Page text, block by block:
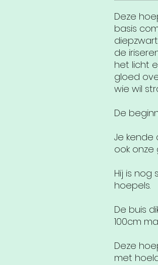
Deze
basis
de
het licht
gloed
wie wil
De
Je kende
ook onze
Hij is
hoepels.
De buis
100cm
Deze
met